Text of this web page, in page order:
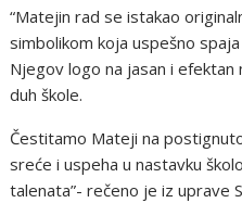
“Matejin rad se istakao
simbolikom koja uspešno
Njegov logo na jasan i
duh škole.
Čestitamo Mateji na
sreće i uspeha u nastavku
talenata”- rečeno je iz uprave